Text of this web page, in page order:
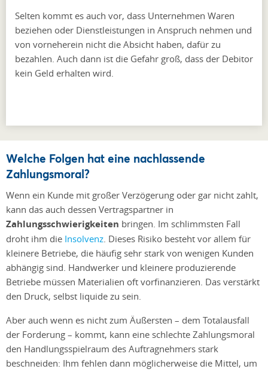
Selten kommt es auch vor, dass Unternehmen Waren
beziehen oder Dienstleistungen in Anspruch nehmen und
von vorneherein nicht die Absicht haben, dafür zu
bezahlen. Auch dann ist die Gefahr groß, dass der Debitor
kein Geld erhalten wird.
Welche Folgen hat eine nachlassende
Zahlungsmoral?
Wenn ein Kunde mit großer Verzögerung oder gar nicht zahlt,
kann das auch dessen Vertragspartner in
Zahlungsschwierigkeiten bringen. Im schlimmsten Fall
droht ihm die Insolvenz . Dieses Risiko besteht vor allem für
kleinere Betriebe, die häufig sehr stark von wenigen Kunden
abhängig sind. Handwerker und kleinere produzierende
Betriebe müssen Materialien oft vorfinanzieren. Das verstärkt
den Druck, selbst liquide zu sein.
Aber auch wenn es nicht zum Äußersten – dem Totalausfall
der Forderung – kommt, kann eine schlechte Zahlungsmoral
den Handlungsspielraum des Auftragnehmers stark
beschneiden: Ihm fehlen dann möglicherweise die Mittel, um